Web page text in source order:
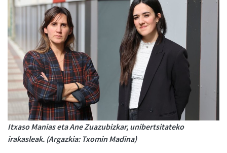
Itxaso Manias eta Ane Zuazubizkar, unibertsitateko
irakasleak. (Argazkia: Txomin Madina)